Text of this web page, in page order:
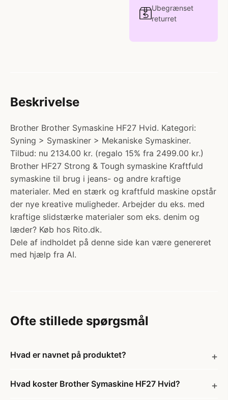
Ubegrænset
returret
Beskrivelse
Brother Brother Symaskine HF27 Hvid. Kategori:
Syning > Symaskiner > Mekaniske Symaskiner.
Tilbud: nu 2134.00 kr. (regalo 15% fra 2499.00 kr.)
Brother HF27 Strong & Tough symaskine Kraftfuld
symaskine til brug i jeans- og andre kraftige
materialer. Med en stærk og kraftfuld maskine opstår
der nye kreative muligheder. Arbejder du eks. med
kraftige slidstærke materialer som eks. denim og
læder? Køb hos Rito.dk.
Dele af indholdet på denne side kan være genereret
med hjælp fra AI.
Ofte stillede spørgsmål
Hvad er navnet på produktet?
Hvad koster Brother Symaskine HF27 Hvid?